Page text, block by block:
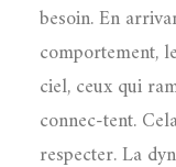
besoin. En
comportement,
ciel, ceux qui
connec-tent.
respecter. La